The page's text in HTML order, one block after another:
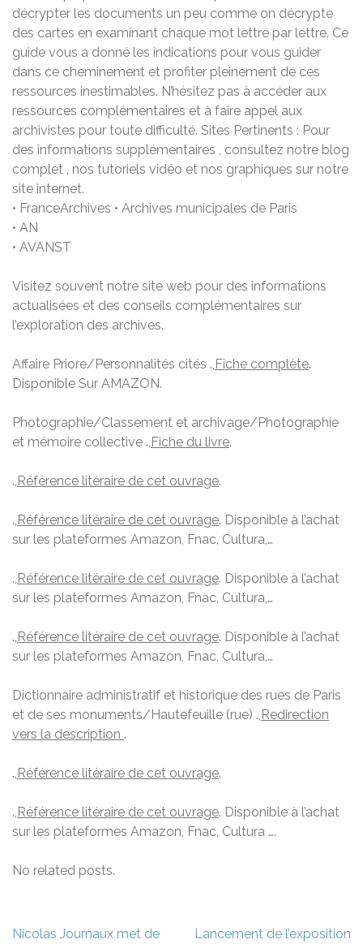
décrypter les documents un peu comme on décrypte
des cartes en examinant chaque mot lettre par lettre. Ce
guide vous a donné les indications pour vous guider
dans ce cheminement et profiter pleinement de ces
ressources inestimables. N’hésitez pas à accéder aux
ressources complémentaires et à faire appel aux
archivistes pour toute difficulté. Sites Pertinents : Pour
des informations supplémentaires , consultez notre blog
complet , nos tutoriels vidéo et nos graphiques sur notre
site internet.
• FranceArchives • Archives municipales de Paris
• AN
• AVANST
Visitez souvent notre site web pour des informations
actualisées et des conseils complémentaires sur
l’exploration des archives.
Affaire Priore/Personnalités cités ., Fiche complète.
Disponible Sur AMAZON.
Photographie/Classement et archivage/Photographie
et mémoire collective ., Fiche du livre.
., Référence litéraire de cet ouvrage.
., Référence litéraire de cet ouvrage. Disponible à l’achat
sur les plateformes Amazon, Fnac, Cultura,…
., Référence litéraire de cet ouvrage. Disponible à l’achat
sur les plateformes Amazon, Fnac, Cultura,…
., Référence litéraire de cet ouvrage. Disponible à l’achat
sur les plateformes Amazon, Fnac, Cultura,…
Dictionnaire administratif et historique des rues de Paris
et de ses monuments/Hautefeuille (rue) ., Redirection
vers la description .
., Référence litéraire de cet ouvrage.
., Référence litéraire de cet ouvrage. Disponible à l’achat
sur les plateformes Amazon, Fnac, Cultura ….
No related posts.
Navigation
Nicolas Journaux met de
Lancement de l’exposition